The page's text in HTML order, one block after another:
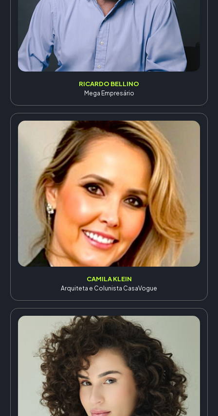
RICARDO BELLINO
Mega Empresário
CAMILA KLEIN
Arquiteta e Colunista CasaVogue